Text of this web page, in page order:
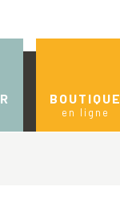
BOUTIQUE
en ligne